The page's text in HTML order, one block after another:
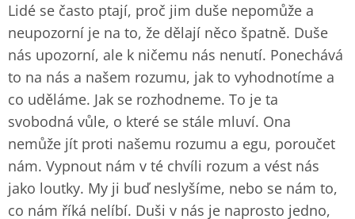
Lidé se často ptají, proč jim duše nepomůže a
neupozorní je na to, že dělají něco špatně. Duše
nás upozorní, ale k ničemu nás nenutí. Ponechává
to na nás a našem rozumu, jak to vyhodnotíme a
co uděláme. Jak se rozhodneme. To je ta
svobodná vůle, o které se stále mluví. Ona
nemůže jít proti našemu rozumu a egu, poroučet
nám. Vypnout nám v té chvíli rozum a vést nás
jako loutky. My ji buď neslyšíme, nebo se nám to,
co nám říká nelíbí. Duši v nás je naprosto jedno,